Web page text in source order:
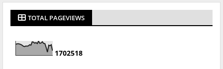
TOTAL PAGEVIEWS
1702518